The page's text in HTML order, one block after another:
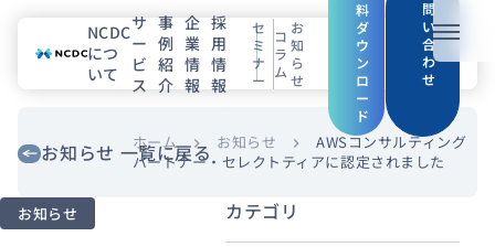
メニュ
NCDCについて
企業情報
NCDC
につ
いて
サ
ー
ビ
ス
事
例
紹
介
企
業
情
報
採
用
情
報
セ
ミ
ナ
ー
コ
ラ
ム
お
知
ら
せ
料
ダ
ウ
ン
ロ
ー
ド
問
い
合
わ
せ
お知らせ 一覧に戻る
ホーム chevron_right お知らせ chevron_right
AWSコンサルティング
パートナー・セレクトティアに認定されました
お知らせ カテゴリ